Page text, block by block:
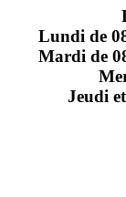
Lundi de
Mardi de
Jeudi